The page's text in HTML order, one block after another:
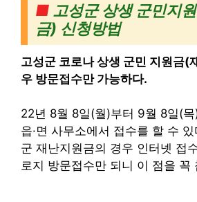
■ 고성군 상생 군민지
금) 신청방법
고성군 코로나 상생 군민 지원금(
우 방문접수만 가능하다.
22년 8월 8일(월)부터 9월 8일(
읍·면 사무소에서 접수를 할 수
군 재난지원금의 경우 인터넷 접
로지 방문접수만 되니 이 점을 꼭